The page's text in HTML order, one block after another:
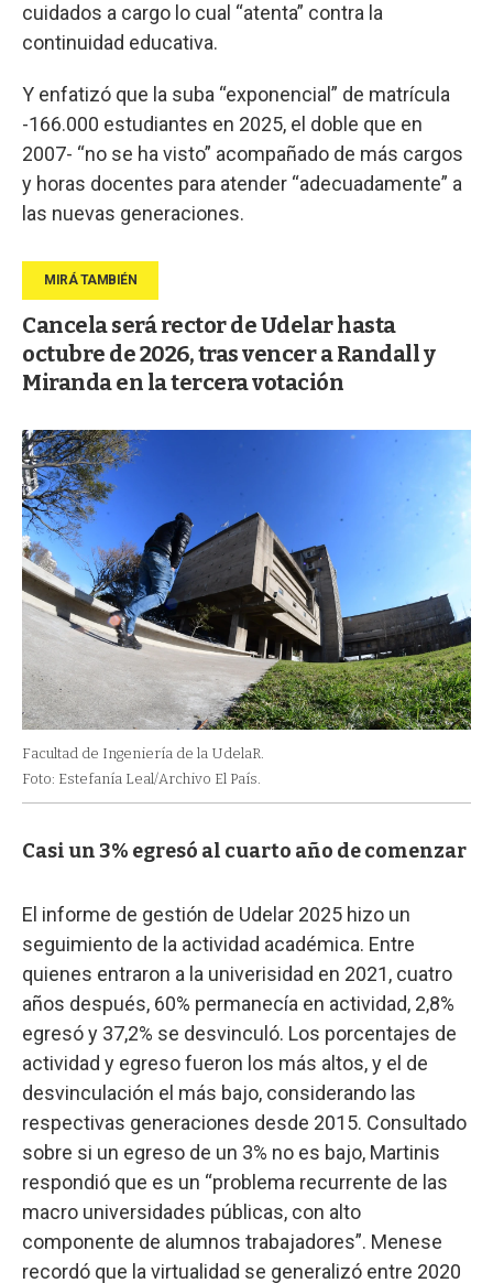
cuidados a cargo lo cual “atenta” contra la
continuidad educativa.
Y enfatizó que la suba “exponencial” de matrícula
-166.000 estudiantes en 2025, el doble que en
2007- “no se ha visto” acompañado de más cargos
y horas docentes para atender “adecuadamente” a
las nuevas generaciones.
Cancela será rector de Udelar hasta
octubre de 2026, tras vencer a Randall y
Miranda en la tercera votación
Facultad de Ingeniería de la UdelaR.
Foto: Estefanía Leal/Archivo El País.
Casi un 3% egresó al cuarto año de comenzar
El informe de gestión de Udelar 2025 hizo un
seguimiento de la actividad académica. Entre
quienes entraron a la univerisidad en 2021, cuatro
años después, 60% permanecía en actividad, 2,8%
egresó y 37,2% se desvinculó. Los porcentajes de
actividad y egreso fueron los más altos, y el de
desvinculación el más bajo, considerando las
respectivas generaciones desde 2015. Consultado
sobre si un egreso de un 3% no es bajo, Martinis
respondió que es un “problema recurrente de las
macro universidades públicas, con alto
componente de alumnos trabajadores”. Menese
recordó que la virtualidad se generalizó entre 2020